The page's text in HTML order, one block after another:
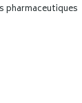
pharmaceutiques